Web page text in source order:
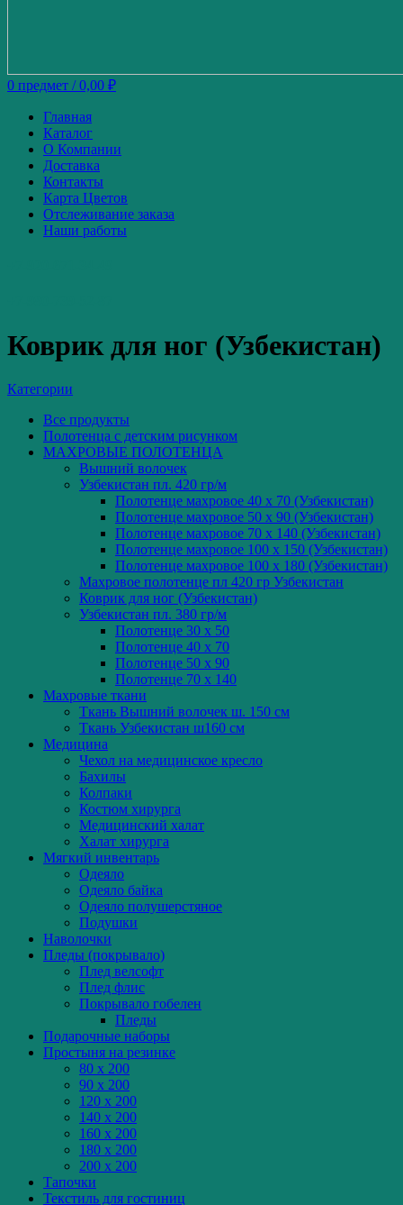
0 предмет / 0,00 ₽
Главная
Каталог
О Компании
Доставка
Контакты
Карта Цветов
Отслеживание заказа
Наши работы
Коврик для ног (Узбекистан)
Категории
Все продукты
Полотенца с детским рисунком
МАХРОВЫЕ ПОЛОТЕНЦА
Вышний волочек
Узбекистан пл. 420 гр/м
Полотенце махровое 40 x 70 (Узбекистан)
Полотенце махровое 50 x 90 (Узбекистан)
Полотенце махровое 70 x 140 (Узбекистан)
Полотенце махровое 100 x 150 (Узбекистан)
Полотенце махровое 100 x 180 (Узбекистан)
Махровое полотенце пл 420 гр Узбекистан
Коврик для ног (Узбекистан)
Узбекистан пл. 380 гр/м
Полотенце 30 x 50
Полотенце 40 x 70
Полотенце 50 x 90
Полотенце 70 x 140
Махровые ткани
Ткань Вышний волочек ш. 150 см
Ткань Узбекистан ш160 см
Медицина
Чехол на медицинское кресло
Бахилы
Колпаки
Костюм хирурга
Медицинский халат
Халат хирурга
Мягкий инвентарь
Одеяло
Одеяло байка
Одеяло полушерстяное
Подушки
Наволочки
Пледы (покрывало)
Плед велсофт
Плед флис
Покрывало гобелен
Пледы
Подарочные наборы
Простыня на резинке
80 x 200
90 x 200
120 x 200
140 x 200
160 x 200
180 x 200
200 x 200
Тапочки
Текстиль для гостиниц